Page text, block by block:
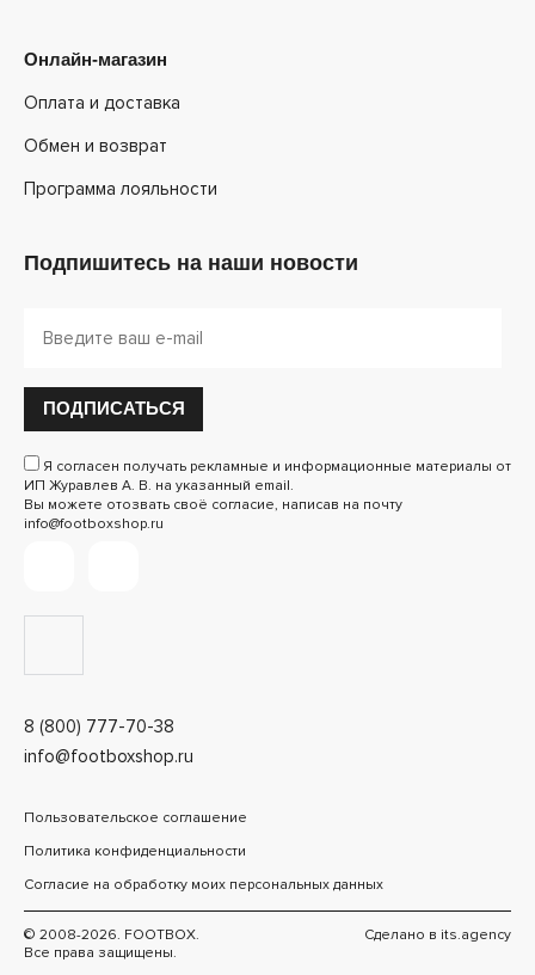
8 (800) 777-70-38
info@footboxshop.ru
Онлайн-магазин
Оплата и доставка
Обмен и возврат
Программа лояльности
Подпишитесь на наши новости
ПОДПИСАТЬСЯ
Я согласен получать рекламные и информационные материалы от
ИП Журавлев А. В. на указанный email.
Вы можете отозвать своё согласие, написав на почту
info@footboxshop.ru
Пользовательское соглашение
Политика конфиденциальности
Согласие на обработку моих персональных данных
© 2008-2026. FOOTBOX.
Все права защищены.
Сделано в its.agency